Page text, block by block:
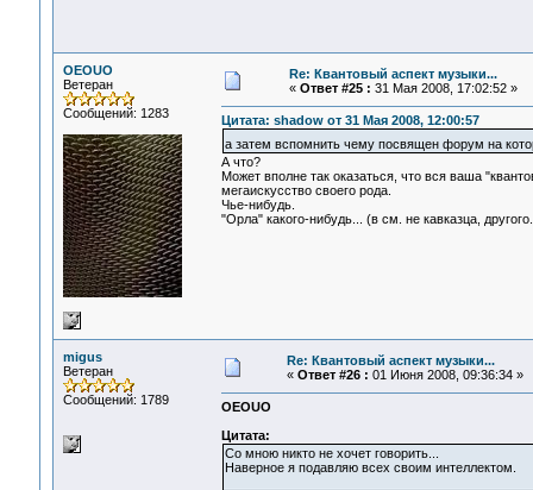
OEOUO
Ветеран
Сообщений: 1283
Re: Квантовый аспект музыки...
« Ответ #25 : 31 Мая 2008, 17:02:52 »
Цитата: shadow от 31 Мая 2008, 12:00:57
а затем вспомнить чему посвящен форум на
А что?
Может вполне так оказаться, что вся ваша
мегаискусство своего рода.
Чье-нибудь.
"Орла" какого-нибудь... (в см. не кавказца,
migus
Ветеран
Сообщений: 1789
Re: Квантовый аспект музыки...
« Ответ #26 : 01 Июня 2008, 09:36:34 »
OEOUO
Цитата:
Со мною никто не хочет говорить...
Наверное я подавляю всех своим интеллектом.